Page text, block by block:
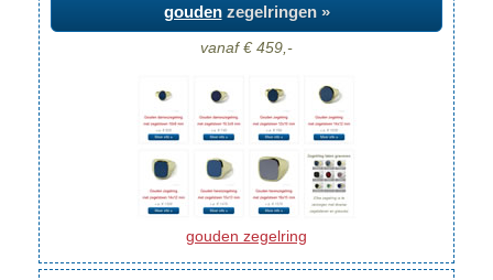
goudenzegelringen »
vanaf € 459,-
gouden zegelring